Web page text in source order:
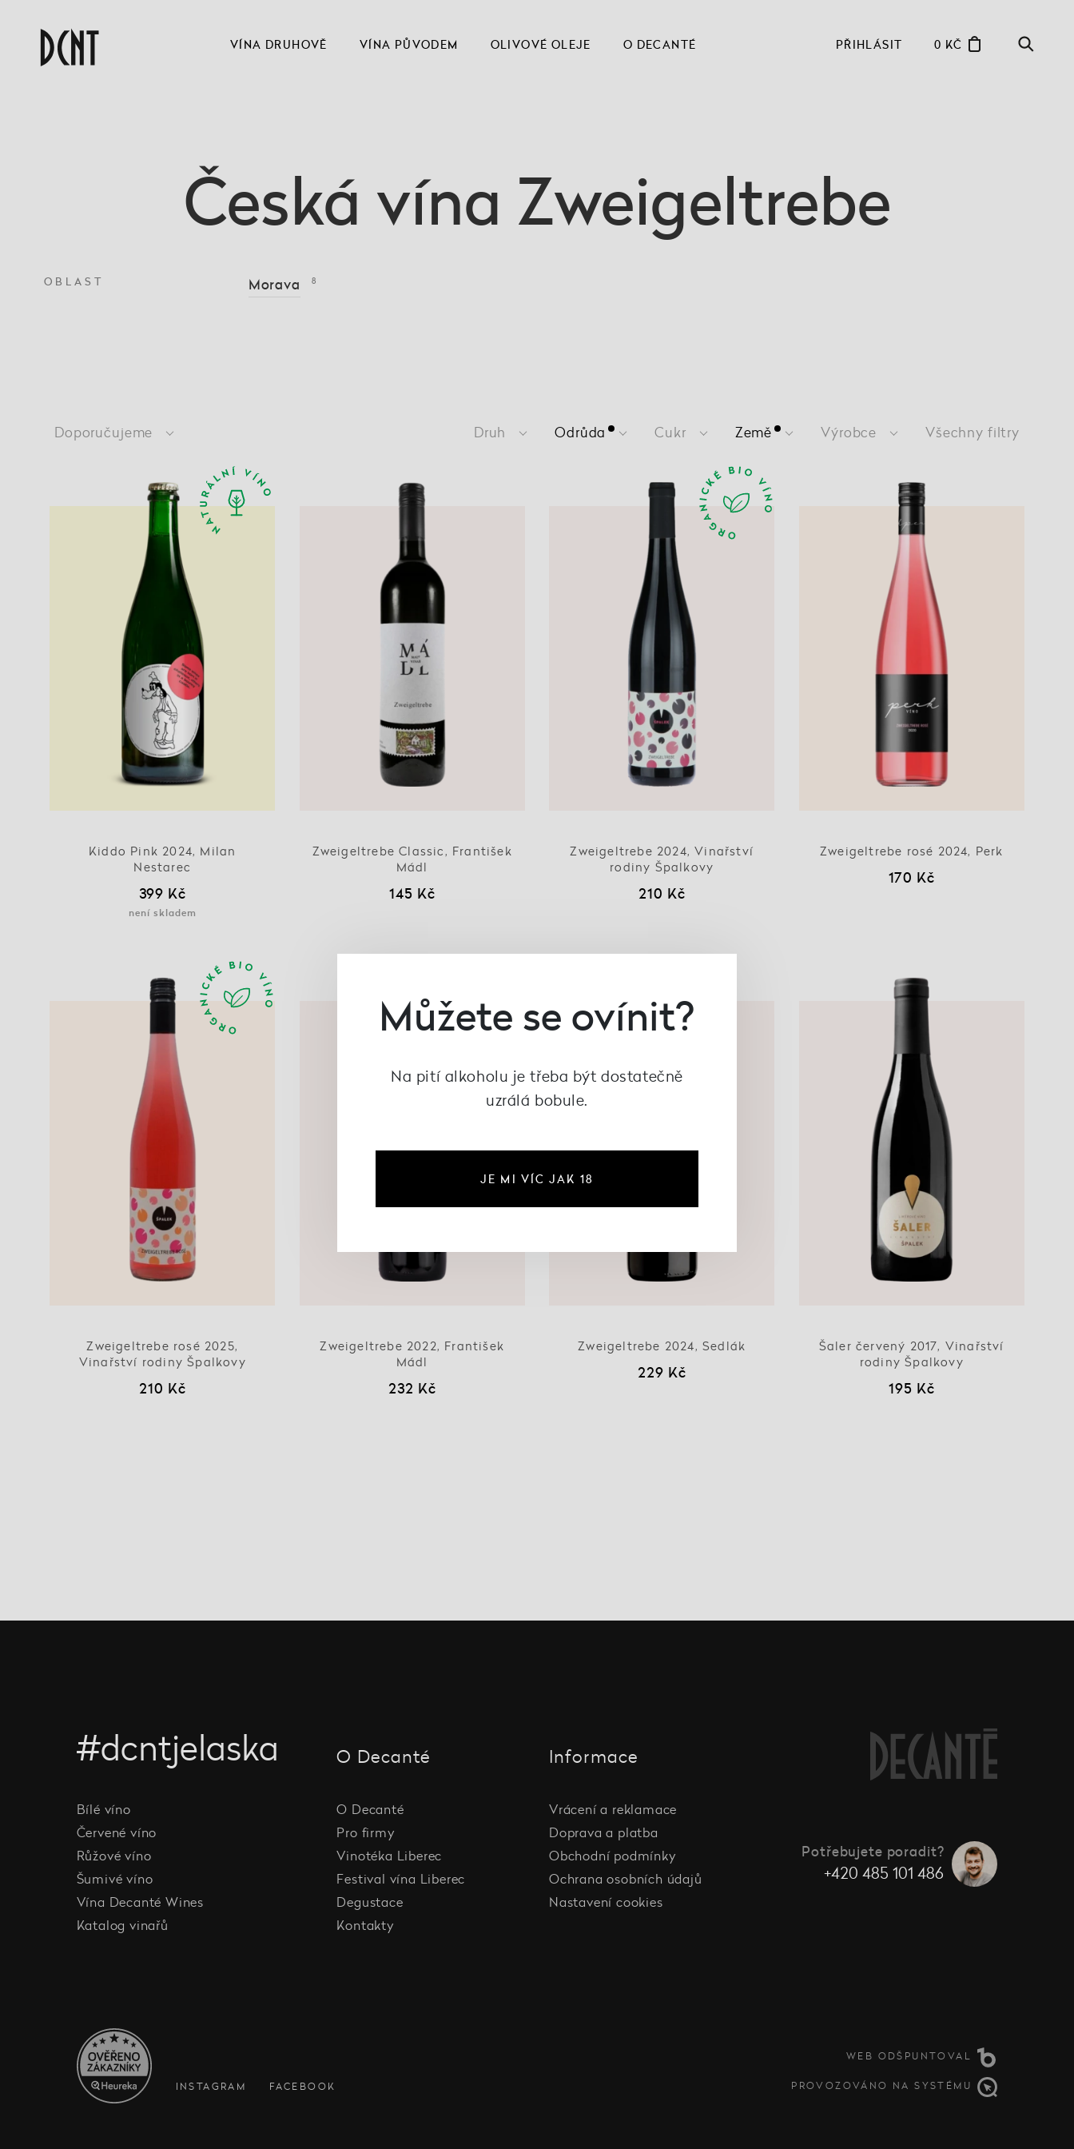
VÍNA DRUHOVĚ VÍNA PŮVODEM OLIVOVÉ OLEJE O DECANTÉ PŘIHLÁSIT 0 KČ
Česká vína Zweigeltrebe
OBLAST Morava 8
Doporučujeme Druh Odrůda Cukr Země Výrobce Všechny filtry
Kiddo Pink 2024, Milan
Nestarec
399 Kč
není skladem
Zweigeltrebe Classic, František
Mádl
145 Kč
Zweigeltrebe 2024, Vinařství
rodiny Špalkovy
210 Kč
Zweigeltrebe rosé 2024, Perk
170 Kč
Zweigeltrebe rosé 2025,
Vinařství rodiny Špalkovy
210 Kč
Zweigeltrebe 2022, František
Mádl
232 Kč
Zweigeltrebe 2024, Sedlák
229 Kč
Šaler červený 2017, Vinařství
rodiny Špalkovy
195 Kč
#dcntjelaska
Bílé víno
Červené víno
Růžové víno
Šumivé víno
Vína Decanté Wines
Katalog vinařů
O Decanté
O Decanté
Pro firmy
Vinotéka Liberec
Festival vína Liberec
Degustace
Kontakty
Informace
Vrácení a reklamace
Doprava a platba
Obchodní podmínky
Ochrana osobních údajů
Nastavení cookies
Potřebujete poradit?
+420 485 101 486
INSTAGRAM FACEBOOK
WEB ODŠPUNTOVAL
PROVOZOVÁNO NA SYSTÉMU
Můžete se ovínit?
Na pití alkoholu je třeba být dostatečně
uzrálá bobule.
JE MI VÍC JAK 18